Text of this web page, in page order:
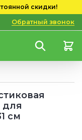
скидки!
Обратный звонок
для
см